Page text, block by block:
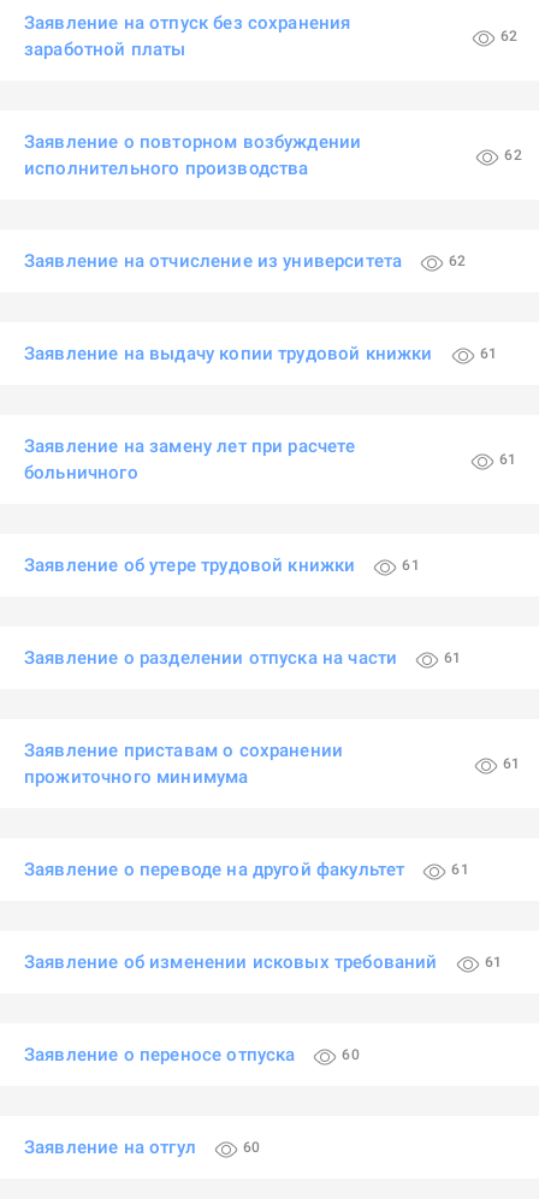
Заявление на отпуск без сохранения
заработной платы
62
Заявление о повторном возбуждении
исполнительного производства
62
Заявление на отчисление из университета 62
Заявление на выдачу копии трудовой книжки 61
Заявление на замену лет при расчете
больничного
61
Заявление об утере трудовой книжки 61
Заявление о разделении отпуска на части 61
Заявление приставам о сохранении
прожиточного минимума
61
Заявление о переводе на другой факультет 61
Заявление об изменении исковых требований 61
Заявление о переносе отпуска 60
Заявление на отгул 60